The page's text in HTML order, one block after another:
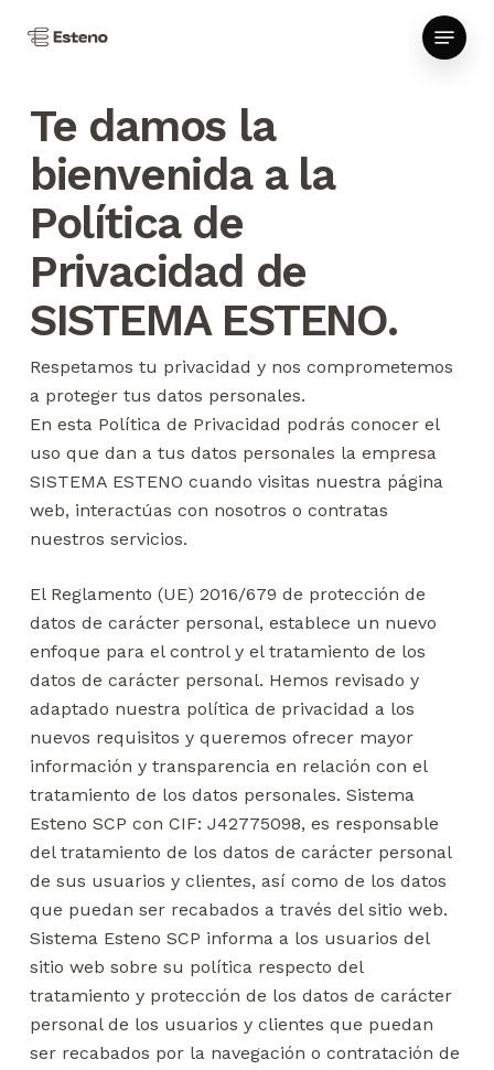
Menu
Te damos la
bienvenida a la
Política de
Privacidad de
SISTEMA ESTENO.
Respetamos tu privacidad y nos comprometemos
a proteger tus datos personales.
En esta Política de Privacidad podrás conocer el
uso que dan a tus datos personales la empresa
SISTEMA ESTENO cuando visitas nuestra página
web, interactúas con nosotros o contratas
nuestros servicios.
El Reglamento (UE) 2016/679 de protección de
datos de carácter personal, establece un nuevo
enfoque para el control y el tratamiento de los
datos de carácter personal. Hemos revisado y
adaptado nuestra política de privacidad a los
nuevos requisitos y queremos ofrecer mayor
información y transparencia en relación con el
tratamiento de los datos personales. Sistema
Esteno SCP con CIF: J42775098, es responsable
del tratamiento de los datos de carácter personal
de sus usuarios y clientes, así como de los datos
que puedan ser recabados a través del sitio web.
Sistema Esteno SCP informa a los usuarios del
sitio web sobre su política respecto del
tratamiento y protección de los datos de carácter
personal de los usuarios y clientes que puedan
ser recabados por la navegación o contratación de